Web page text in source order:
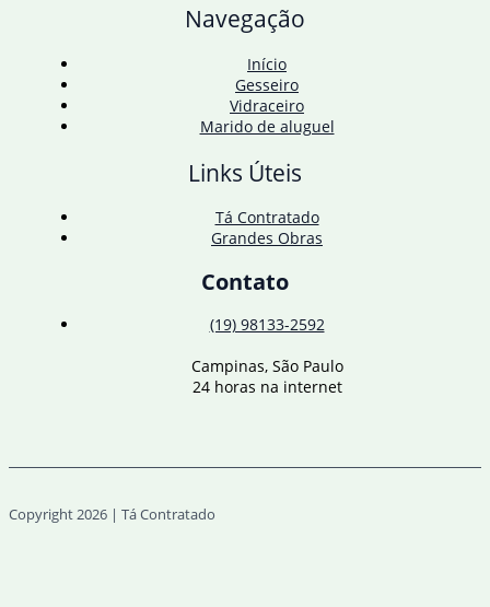
Navegação
Início
Gesseiro
Vidraceiro
Marido de aluguel
Links Úteis
Tá Contratado
Grandes Obras
Contato
(19) 98133-2592
Campinas, São Paulo
24 horas na internet
Copyright 2026 | Tá Contratado